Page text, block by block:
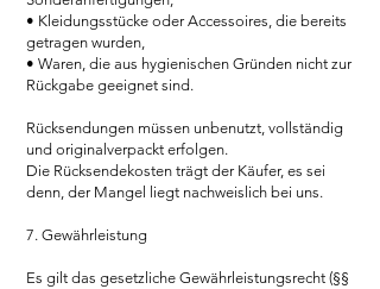
• Kleidungsstücke oder Accessoires, die bereits
getragen wurden,
• Waren, die aus hygienischen Gründen nicht zur
Rückgabe geeignet sind.
Rücksendungen müssen unbenutzt, vollständig
und originalverpackt erfolgen.
Die Rücksendekosten trägt der Käufer, es sei
denn, der Mangel liegt nachweislich bei uns.
7. Gewährleistung
Es gilt das gesetzliche Gewährleistungsrecht (§§